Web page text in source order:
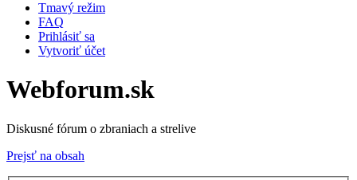
Tmavý režim
FAQ
Prihlásiť sa
Vytvoriť účet
Webforum.sk
Diskusné fórum o zbraniach a strelive
Prejsť na obsah